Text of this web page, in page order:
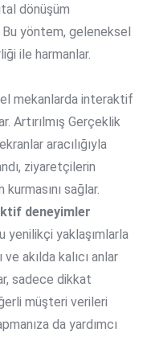
dönüşüm
yöntem, geleneksel
ile harmanlar.
mekanlarda interaktif
Artırılmış Gerçeklik
aracılığıyla
ziyaretçilerin
sağlar.
deneyimler
yenilikçi yaklaşımlarla
akılda kalıcı anlar
sadece dikkat
müşteri verileri
da yardımcı